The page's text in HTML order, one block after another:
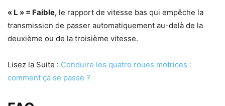
« L » = Faible, le rapport de vitesse bas qui empêche la
transmission de passer automatiquement au-delà de la
deuxième ou de la troisième vitesse.
Lisez la Suite : Conduire les quatre roues motrices :
comment ça se passe ?